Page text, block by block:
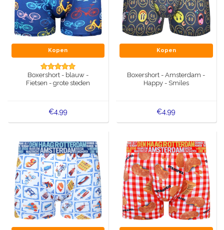
Kopen
Boxershort - blauw -
Fietsen - grote steden
€4,99
Kopen
Boxershort - Amsterdam -
Happy - Smiles
€4,99